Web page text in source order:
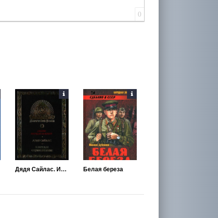
0
Дядя Сайлас. История Бартрама-Хо Белая береза